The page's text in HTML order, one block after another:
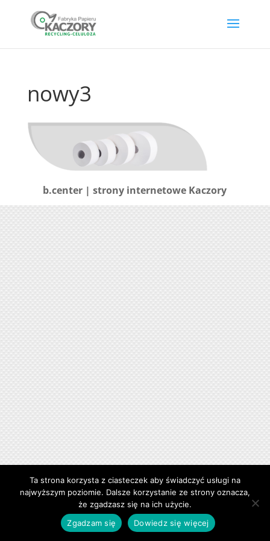
nowy3
b.center | strony internetowe Kaczory
Ta strona korzysta z ciasteczek aby świadczyć usługi na
najwyższym poziomie. Dalsze korzystanie ze strony oznacza,
że zgadzasz się na ich użycie.
Zgadzam się
Dowiedz się więcej